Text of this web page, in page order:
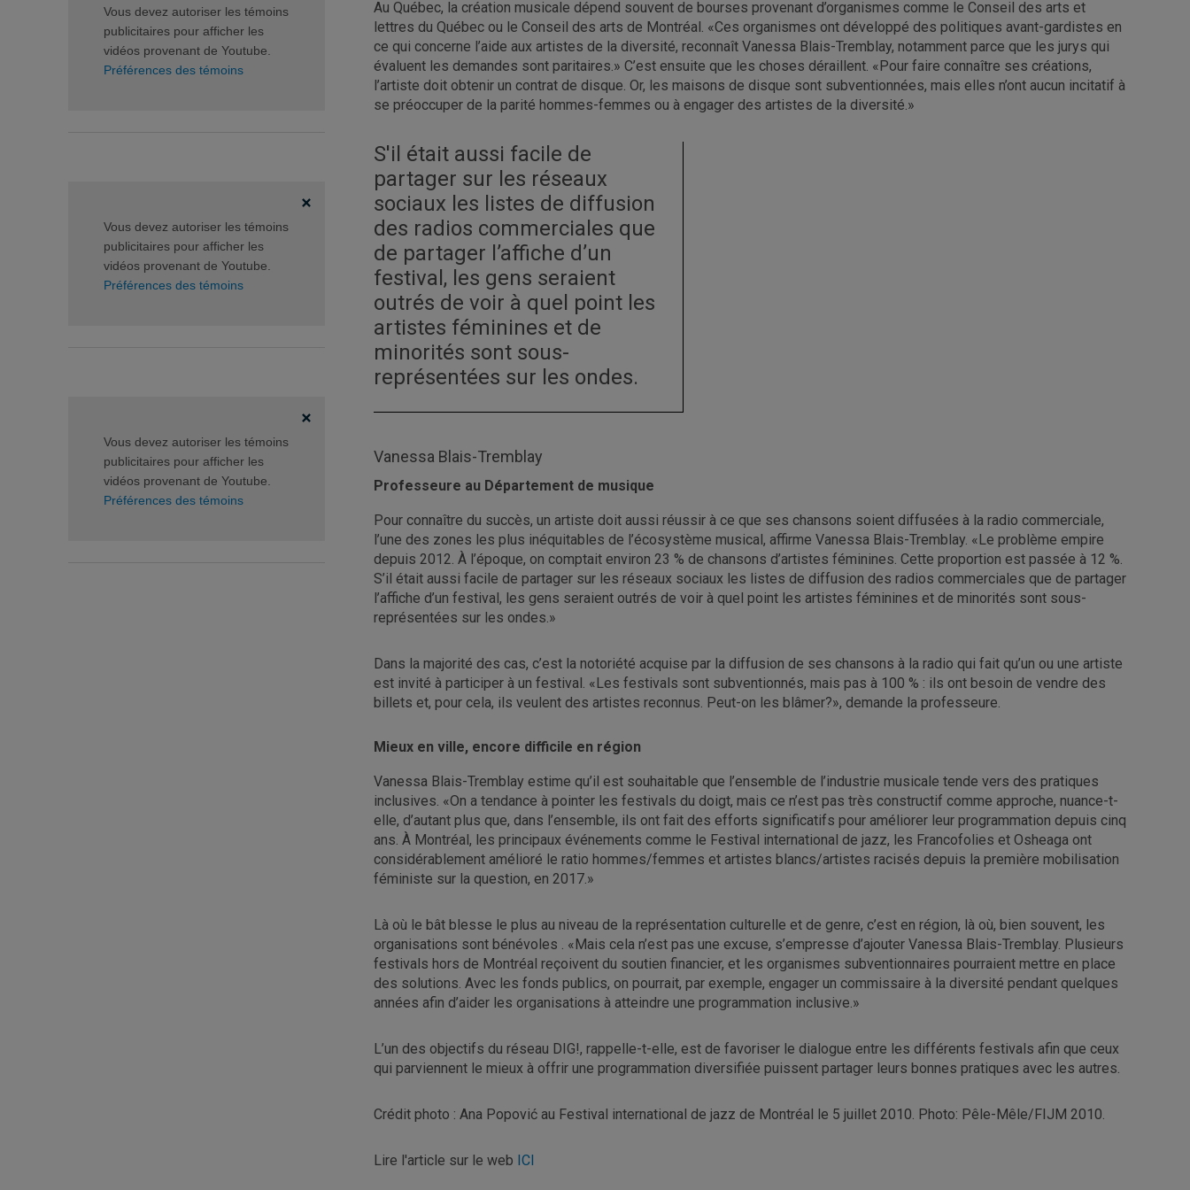
Vous devez autoriser les témoins
publicitaires pour afficher les
vidéos provenant de Youtube.
Préférences des témoins
Vous devez autoriser les témoins
publicitaires pour afficher les
vidéos provenant de Youtube.
Préférences des témoins
Vous devez autoriser les témoins
publicitaires pour afficher les
vidéos provenant de Youtube.
Préférences des témoins
Au Québec, la création musicale dépend souvent de bourses provenant d’organismes comme le Conseil des arts et
lettres du Québec ou le Conseil des arts de Montréal. «Ces organismes ont développé des politiques avant-gardistes en
ce qui concerne l’aide aux artistes de la diversité, reconnaît Vanessa Blais-Tremblay, notamment parce que les jurys qui
évaluent les demandes sont paritaires.» C’est ensuite que les choses déraillent. «Pour faire connaître ses créations,
l’artiste doit obtenir un contrat de disque. Or, les maisons de disque sont subventionnées, mais elles n’ont aucun incitatif à
se préoccuper de la parité hommes-femmes ou à engager des artistes de la diversité.»
S'il était aussi facile de
partager sur les réseaux
sociaux les listes de diffusion
des radios commerciales que
de partager l’affiche d’un
festival, les gens seraient
outrés de voir à quel point les
artistes féminines et de
minorités sont sous-
représentées sur les ondes.
Vanessa Blais-Tremblay
Professeure au Département de musique
Pour connaître du succès, un artiste doit aussi réussir à ce que ses chansons soient diffusées à la radio commerciale,
l’une des zones les plus inéquitables de l’écosystème musical, affirme Vanessa Blais-Tremblay. «Le problème empire
depuis 2012. À l’époque, on comptait environ 23 % de chansons d’artistes féminines. Cette proportion est passée à 12 %.
S’il était aussi facile de partager sur les réseaux sociaux les listes de diffusion des radios commerciales que de partager
l’affiche d’un festival, les gens seraient outrés de voir à quel point les artistes féminines et de minorités sont sous-
représentées sur les ondes.»
Dans la majorité des cas, c’est la notoriété acquise par la diffusion de ses chansons à la radio qui fait qu’un ou une artiste
est invité à participer à un festival. «Les festivals sont subventionnés, mais pas à 100 % : ils ont besoin de vendre des
billets et, pour cela, ils veulent des artistes reconnus. Peut-on les blâmer?», demande la professeure.
Mieux en ville, encore difficile en région
Vanessa Blais-Tremblay estime qu’il est souhaitable que l’ensemble de l’industrie musicale tende vers des pratiques
inclusives. «On a tendance à pointer les festivals du doigt, mais ce n’est pas très constructif comme approche, nuance-t-
elle, d’autant plus que, dans l’ensemble, ils ont fait des efforts significatifs pour améliorer leur programmation depuis cinq
ans. À Montréal, les principaux événements comme le Festival international de jazz, les Francofolies et Osheaga ont
considérablement amélioré le ratio hommes/femmes et artistes blancs/artistes racisés depuis la première mobilisation
féministe sur la question, en 2017.»
Là où le bât blesse le plus au niveau de la représentation culturelle et de genre, c’est en région, là où, bien souvent, les
organisations sont bénévoles . «Mais cela n’est pas une excuse, s’empresse d’ajouter Vanessa Blais-Tremblay. Plusieurs
festivals hors de Montréal reçoivent du soutien financier, et les organismes subventionnaires pourraient mettre en place
des solutions. Avec les fonds publics, on pourrait, par exemple, engager un commissaire à la diversité pendant quelques
années afin d’aider les organisations à atteindre une programmation inclusive.»
L’un des objectifs du réseau DIG!, rappelle-t-elle, est de favoriser le dialogue entre les différents festivals afin que ceux
qui parviennent le mieux à offrir une programmation diversifiée puissent partager leurs bonnes pratiques avec les autres.
Crédit photo : Ana Popović au Festival international de jazz de Montréal le 5 juillet 2010. Photo: Pêle-Mêle/FIJM 2010.
Lire l'article sur le web ICI